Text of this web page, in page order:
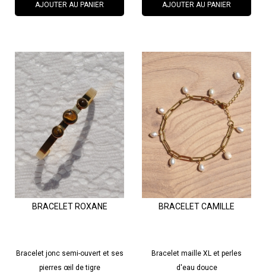
AJOUTER AU PANIER AJOUTER AU PANIER
BRACELET ROXANE
Bracelet jonc semi-ouvert et ses
pierres œil de tigre
BRACELET CAMILLE
Bracelet maille XL et perles
d'eau douce